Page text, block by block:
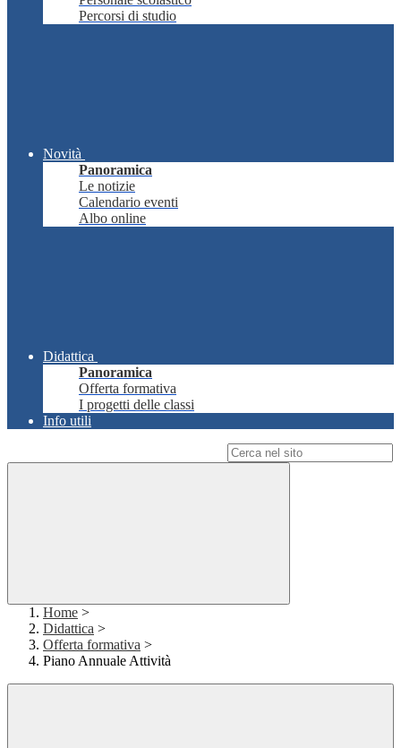
Percorsi di studio
Novità
Panoramica
Le notizie
Calendario eventi
Albo online
Didattica
Panoramica
Offerta formativa
I progetti delle classi
Info utili
Home >
Didattica >
Offerta formativa >
Piano Annuale Attività